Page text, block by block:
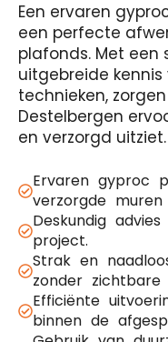
Een ervaren
een perfecte
plafonds. Met een
uitgebreide
technieken,
Destelbergen
en verzorgd uitziet.
Ervaren gyproc
verzorgde
Deskundig
project.
Strak en
zonder
Efficiënte
binnen de